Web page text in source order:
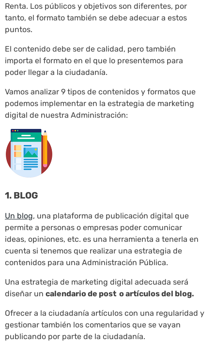
Renta. Los públicos y objetivos son diferentes, por
tanto, el formato también se debe adecuar a estos
puntos.
El contenido debe ser de calidad, pero también
importa el formato en el que lo presentemos para
poder llegar a la ciudadanía.
Vamos analizar 9 tipos de contenidos y formatos que
podemos implementar en la estrategia de marketing
digital de nuestra Administración:
1. BLOG
Un blog, una plataforma de publicación digital que
permite a personas o empresas poder comunicar
ideas, opiniones, etc. es una herramienta a tenerla en
cuenta si tenemos que realizar una estrategia de
contenidos para una Administración Pública.
Una estrategia de marketing digital adecuada será
diseñar un calendario de post o artículos del blog.
Ofrecer a la ciudadanía artículos con una regularidad y
gestionar también los comentarios que se vayan
publicando por parte de la ciudadanía.